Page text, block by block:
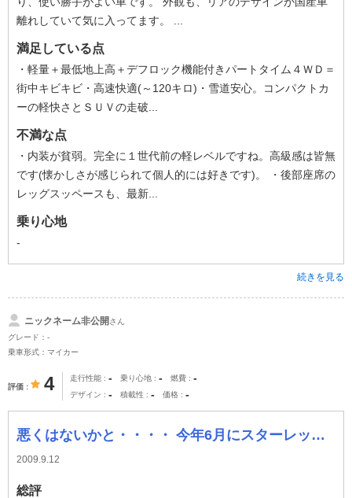
離れしていて気に入ってます。 ...
満足している点
・軽量＋最低地上高＋デフロック機能付きパートタイム４ＷＤ＝
街中キビキビ・高速快適(～120キロ)・雪道安心。コンパクトカ
ーの軽快さとＳＵＶの走破...
不満な点
・内装が貧弱。完全に１世代前の軽レベルですね。高級感は皆無
です(懐かしさが感じられて個人的には好きです)。 ・後部座席の
レッグスッペースも、最新...
乗り心地
-
続きを見る
ニックネーム非公開さん
グレード：-
乗車形式：マイカー
評価 4 走行性能 - 乗り心地 - 燃費 -
デザイン - 積載性 - 価格 -
悪くはないかと・・・・ 今年6月にスターレットから乗り換えました。本当はスイフトやヴィッツ、マーチあたりで探しよったけど、なかなか気に入るのがなくて、
2009.9.12
総評